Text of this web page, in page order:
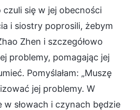
się w jej obecności
i siostry poprosili, żebym
Zhen i szczegółowo
problemy, pomagając jej
Pomyślałam: „Muszę
jej problemy. W
słowach i czynach będzie